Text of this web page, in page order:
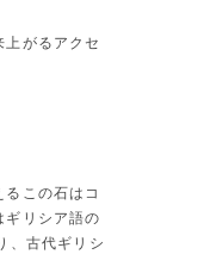
がるアクセ
この石はコ
ギリシア語の
、古代ギリシ